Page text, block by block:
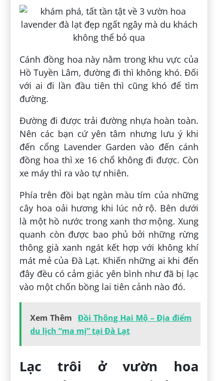
Cánh đồng hoa này nằm trong khu vực của
Hồ Tuyền Lâm, đường đi thì không khó. Đối
với ai đi lần đầu tiên thì cũng khó để tìm
đường.
Đường đi được trải đường nhựa hoàn toàn.
Nên các bạn cứ yên tâm nhưng lưu ý khi
đến cổng Lavender Garden vào đến cánh
đồng hoa thì xe 16 chổ không đi được. Còn
xe máy thì ra vào tự nhiên.
Phía trên đồi bạt ngàn màu tím của những
cây hoa oải hương khi lúc nở rộ. Bên dưới
là một hồ nước trong xanh thơ mộng. Xung
quanh còn được bao phủ bởi những rừng
thông già xanh ngát kết hợp với không khí
mát mẻ của Đà Lạt. Khiến những ai khi đến
đây đều có cảm giác yên bình như đã bị lạc
vào một chốn bồng lai tiên cảnh nào đó.
Xem Thêm Đồi Thông Hai Mộ – Địa điểm
du lịch “ma mị” tại Đà Lạt
Lạc trôi ở vườn hoa